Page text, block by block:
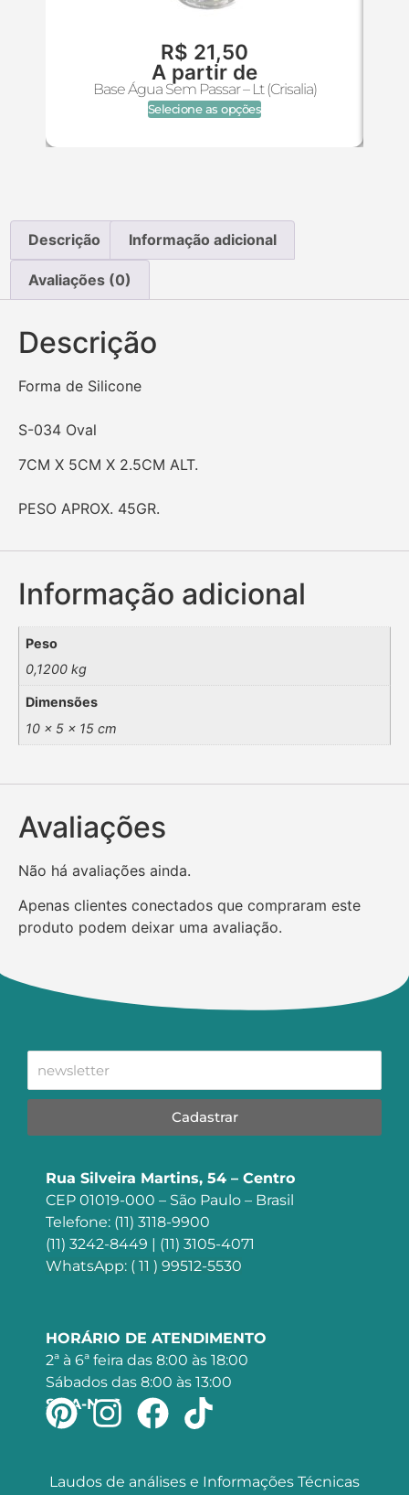
A partir de
R$ 21,50
Base Água Sem Passar – Lt (Crisalia)
Selecione as opções
Descrição Informação adicional
Avaliações (0)
Descrição
Forma de Silicone
S-034 Oval
7CM X 5CM X 2.5CM ALT.
PESO APROX. 45GR.
Informação adicional
Peso
0,1200 kg
Dimensões
10 × 5 × 15 cm
Avaliações
Não há avaliações ainda.
Apenas clientes conectados que compraram este
produto podem deixar uma avaliação.
Cadastrar
Rua Silveira Martins, 54 – Centro
CEP 01019-000 – São Paulo – Brasil
Telefone: (11) 3118-9900
(11) 3242-8449 | (11) 3105-4071
WhatsApp: ( 11 ) 99512-5530
HORÁRIO DE ATENDIMENTO
2ª à 6ª feira das 8:00 às 18:00
Sábados das 8:00 às 13:00
SIGA-NOS
Laudos de análises e Informações Técnicas